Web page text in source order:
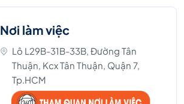
Nơi làm việc
Lô L29B-31B-33B, Đường Tân
Thuận, Kcx Tân Thuận, Quận 7,
Tp.HCM